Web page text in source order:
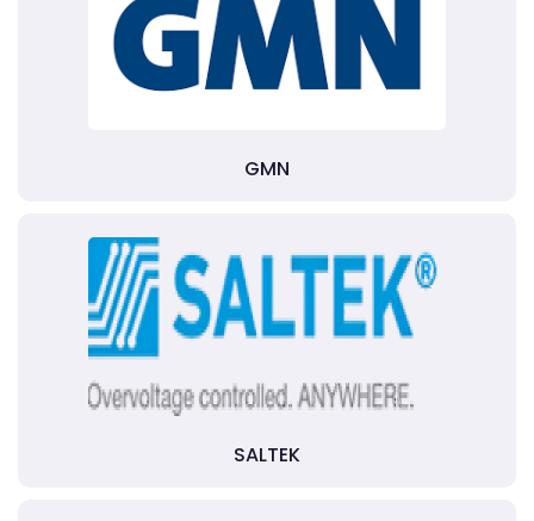
GMN
SALTEK